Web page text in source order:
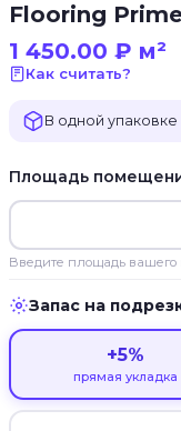
Flooring
1 450.00 ₽ м²
Как считать?
В одной упаковке
Площадь
Введите площадь
Запас на
+5%
прямая укладка